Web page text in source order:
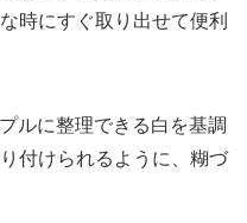
時にすぐ取り出せて便利
ルに整理できる白を基調
付けられるように、糊づ